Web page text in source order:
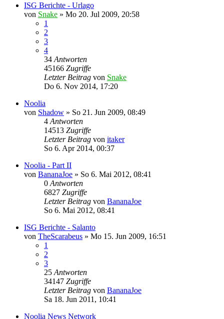
ISG Berichte - Urlago
von Snake » Mo 20. Jul 2009, 20:58
1
2
3
4
34 Antworten
45166 Zugriffe
Letzter Beitrag von Snake
Do 6. Nov 2014, 17:20
Noolia
von Shadow » So 21. Jun 2009, 08:49
4 Antworten
14513 Zugriffe
Letzter Beitrag von itaker
So 6. Apr 2014, 00:37
Noolia - Part II
von BananaJoe » So 6. Mai 2012, 08:41
0 Antworten
6827 Zugriffe
Letzter Beitrag von BananaJoe
So 6. Mai 2012, 08:41
ISG Berichte - Salanto
von TheScarabeus » Mo 15. Jun 2009, 16:51
1
2
3
25 Antworten
34147 Zugriffe
Letzter Beitrag von BananaJoe
Sa 18. Jun 2011, 10:41
Noolia News Network